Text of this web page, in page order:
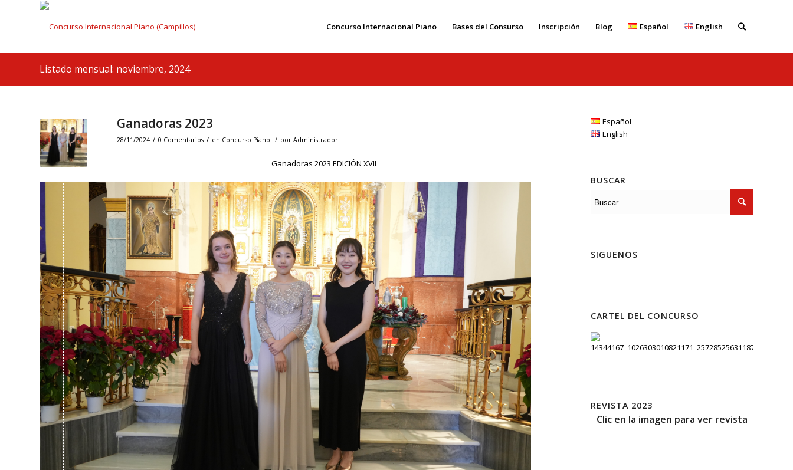
Concurso Internacional Piano Bases del Consurso Inscripción Blog Español English
Listado mensual: noviembre, 2024
Ganadoras 2023
28/11/2024 / 0 Comentarios / en Concurso Piano / por Administrador
Ganadoras 2023 EDICIÓN XVII
Español
English
BUSCAR
SIGUENOS
CARTEL DEL CONCURSO
REVISTA 2023
Clic en la imagen para ver revista